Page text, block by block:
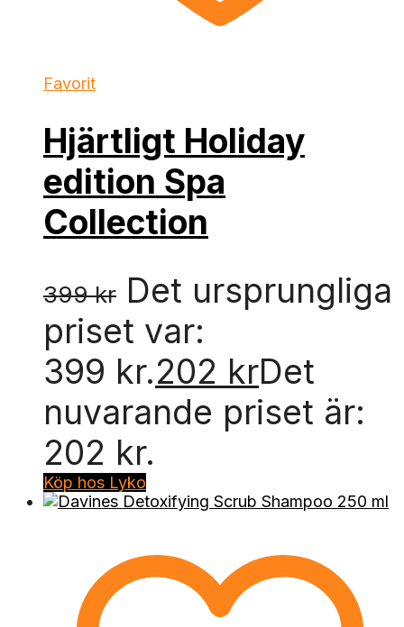
Favorit
Hjärtligt Holiday
edition Spa
Collection
399kr Det ursprungliga
priset var:
399 kr.202 krDet
nuvarande priset är:
202 kr.
Köp hos Lyko